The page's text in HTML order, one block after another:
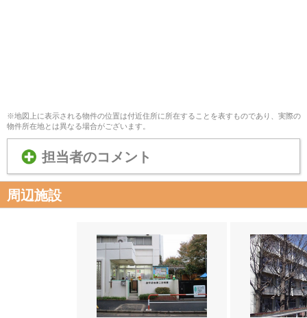
※地図上に表示される物件の位置は付近住所に所在することを表すものであり、実際の
物件所在地とは異なる場合がございます。
担当者のコメント
周辺施設